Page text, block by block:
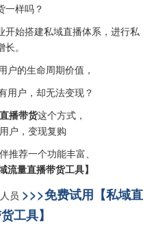
一样吗？
始搭建私域直播体系，进行私
。
户的生命周期价值，
用户，却无法变现？
播带货这个方式，
户，变现复购
推荐一个功能丰富、
流量直播带货工具】
员 >>>免费试用【私域直
工具】